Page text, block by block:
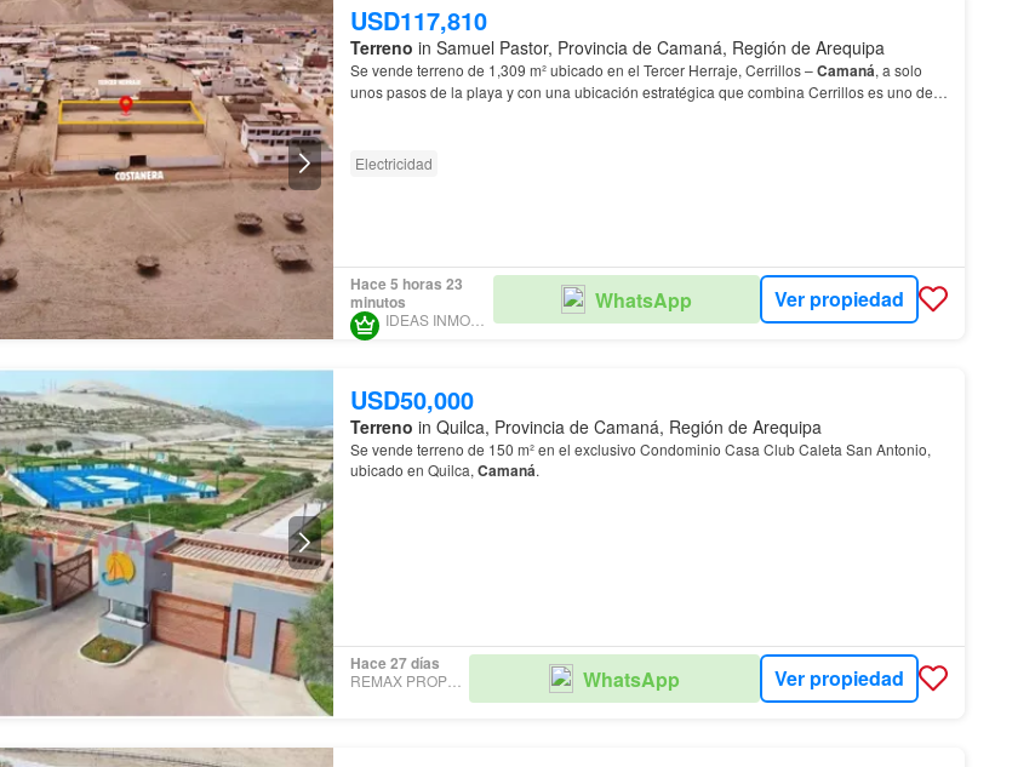
USD117,810
Terreno in Samuel Pastor, Provincia de Camaná, Región de Arequipa
Se vende terreno de 1,309 m² ubicado en el Tercer Herraje, Cerrillos –Camaná, a solo
unos pasos de la playa y con una ubicación estratégica que combina Cerrillos es uno de
Electricidad
Hace 5 horas 23
minutos
IDEAS INMOBILIARIAS
WhatsApp Ver propiedad
USD50,000
Terreno in Quilca, Provincia de Camaná, Región de Arequipa
Se vende terreno de 150 m² en el exclusivo Condominio Casa Club Caleta San Antonio,
ubicado en Quilca, Camaná.
Hace 27 días
REMAX PROPERTIES WhatsApp Ver propiedad